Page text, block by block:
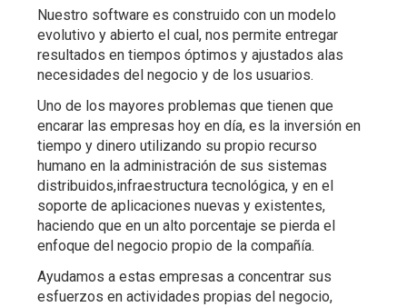
Nuestro software es construido con un modelo
evolutivo y abierto el cual, nos permite entregar
resultados en tiempos óptimos y ajustados alas
necesidades del negocio y de los usuarios.
Uno de los mayores problemas que tienen que
encarar las empresas hoy en día, es la inversión en
tiempo y dinero utilizando su propio recurso
humano en la administración de sus sistemas
distribuidos,infraestructura tecnológica, y en el
soporte de aplicaciones nuevas y existentes,
haciendo que en un alto porcentaje se pierda el
enfoque del negocio propio de la compañía.
Ayudamos a estas empresas a concentrar sus
esfuerzos en actividades propias del negocio,